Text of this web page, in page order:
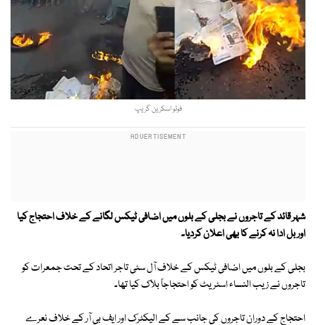
فوٹو اسکرین گریپ
شہر قائد کے تاجروں نے بجلی کے بلوں میں اضافی ٹیکس لگانے کے خلاف احتجاج کیا
اور بل ادا نہ کرنے کا بھی اعلان کردیا۔
بجلی کے بلوں میں اضافی ٹیکس کے خلاف آل سٹی تاجر اتحاد کے تحت جمعرات کو
تاجروں نے زیب النساء اسٹریٹ کو احتجاجاً بلاک کیا تھا۔
احتجاج کے دوران تاجروں کی جانب سے کے الیکٹرک اور ایف بی آر کے خلاف نعرے